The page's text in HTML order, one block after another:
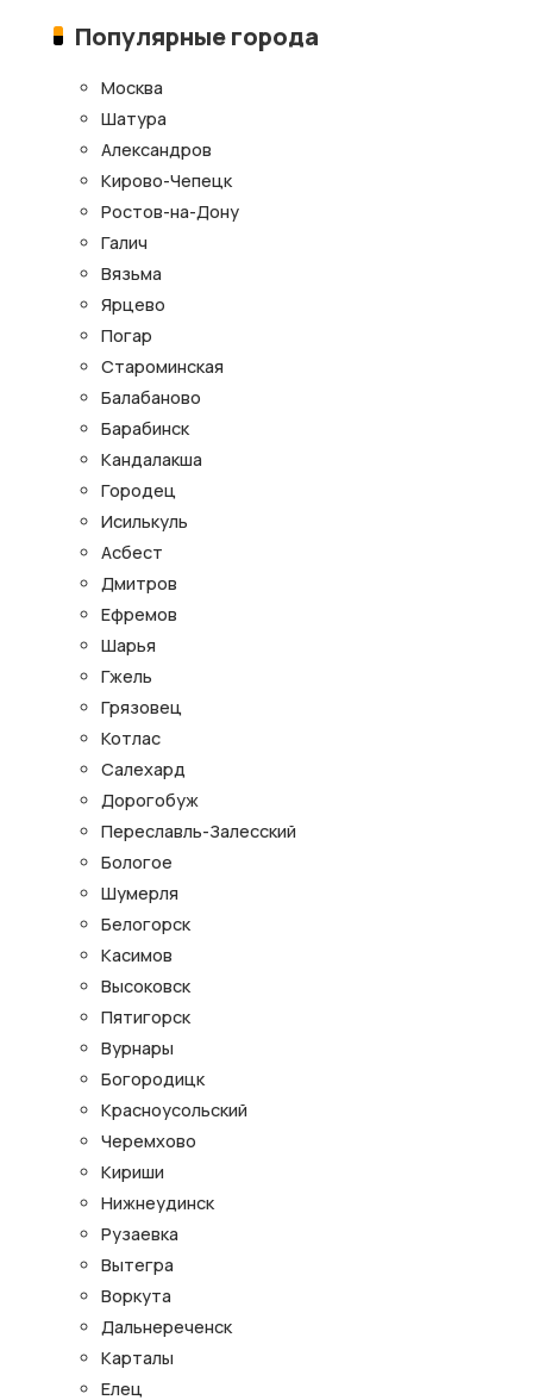
Популярные города
Москва
Шатура
Александров
Кирово-Чепецк
Ростов-на-Дону
Галич
Вязьма
Ярцево
Погар
Староминская
Балабаново
Барабинск
Кандалакша
Городец
Исилькуль
Асбест
Дмитров
Ефремов
Шарья
Гжель
Грязовец
Котлас
Салехард
Дорогобуж
Переславль-Залесский
Бологое
Шумерля
Белогорск
Касимов
Высоковск
Пятигорск
Вурнары
Богородицк
Красноусольский
Черемхово
Кириши
Нижнеудинск
Рузаевка
Вытегра
Воркута
Дальнереченск
Карталы
Елец